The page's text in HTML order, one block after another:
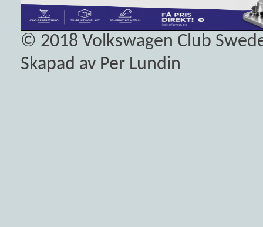
© 2018 Volkswagen Club
Skapad av Per Lundin